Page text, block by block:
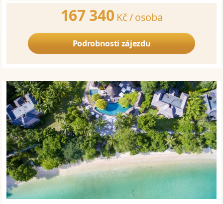
167 340 Kč /osoba
Podrobnosti zájezdu